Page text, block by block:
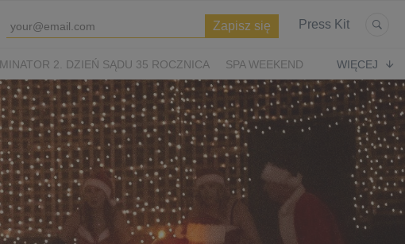
Press Kit
2. DZIEŃ SĄDU 35 ROCZNICA
SPA WEEKEND
NA ŚWIĘTA
ASTERIKS I OBELIKS: KRÓLESTWO NUBII
WIĘCEJ